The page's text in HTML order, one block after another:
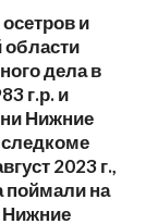
и
дела в
г.р. и
Нижние
2023 г.,
поймали на
Нижние